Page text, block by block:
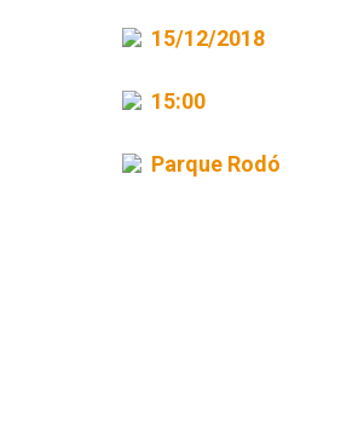
15/12/2018
15:00
Parque Rodó